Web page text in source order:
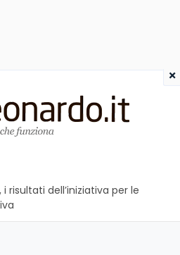
risultati dell’iniziativa per le
×